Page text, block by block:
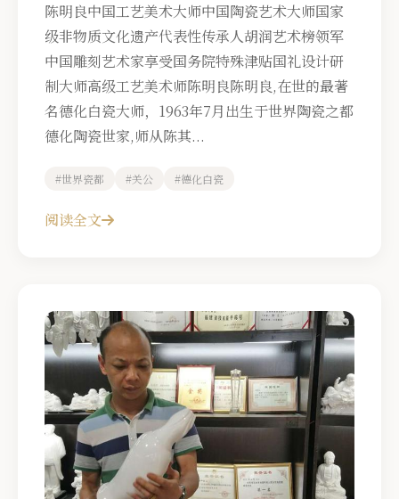
陈明良中国工艺美术大师中国陶瓷艺术大师国家
级非物质文化遗产代表性传承人胡润艺术榜领军
中国雕刻艺术家享受国务院特殊津贴国礼设计研
制大师高级工艺美术师陈明良陈明良,在世的最著
名德化白瓷大师，1963年7月出生于世界陶瓷之都
德化陶瓷世家,师从陈其...
#世界瓷都 #关公 #德化白瓷
阅读全文